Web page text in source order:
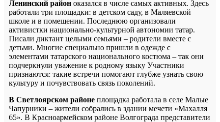
Ленинский район оказался в числе самых активных. Здесь
работали три площадки: в детском саду, в Маляевской
школе и в помещении. Последнюю организовали
активистки национально-культурной автономии татар.
Писали диктант целыми семьями – родители вместе с
детьми. Многие специально пришли в одежде с
элементами татарского национального костюма – так они
подчеркнули уважение к родному языку Участники
признаются: такие встречи помогают глубже узнать свою
культуру и почувствовать связь поколений.
В Светлоярском районе площадка работала в селе Малые
Чапурники – жители собрались в здании мечети «Махалля
65». В Красноармейском районе Волгограда представители